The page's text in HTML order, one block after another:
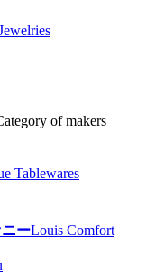
of makers
Tablewares
ーLouis Comfort